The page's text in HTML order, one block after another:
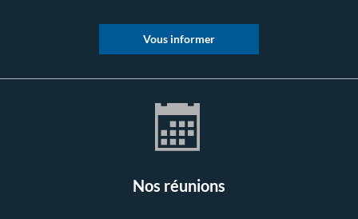
Vous informer
Nos réunions